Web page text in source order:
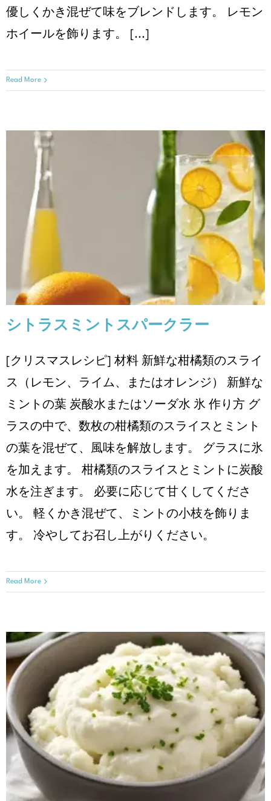
優しくかき混ぜて味をブレンドします。 レモン
ホイールを飾ります。 [...]
Read More
シトラスミントスパークラー
シトラスミントスパークラー
[クリスマスレシピ] 材料 新鮮な柑橘類のスライ
ス（レモン、ライム、またはオレンジ） 新鮮な
ミントの葉 炭酸水またはソーダ水 氷 作り方 グ
ラスの中で、数枚の柑橘類のスライスとミント
の葉を混ぜて、風味を解放します。 グラスに氷
を加えます。 柑橘類のスライスとミントに炭酸
水を注ぎます。 必要に応じて甘くしてくださ
い。 軽くかき混ぜて、ミントの小枝を飾りま
す。 冷やしてお召し上がりください。
Read More
マッシュカリフラワー
レシピ